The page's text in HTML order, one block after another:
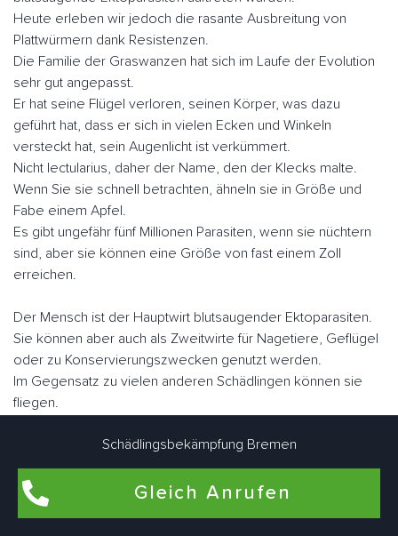
Heute erleben wir jedoch die rasante Ausbreitung von
Plattwürmern dank Resistenzen.
Die Familie der Graswanzen hat sich im Laufe der Evolution
sehr gut angepasst.
Er hat seine Flügel verloren, seinen Körper, was dazu
geführt hat, dass er sich in vielen Ecken und Winkeln
versteckt hat, sein Augenlicht ist verkümmert.
Nicht lectularius, daher der Name, den der Klecks malte.
Wenn Sie sie schnell betrachten, ähneln sie in Größe und
Fabe einem Apfel.
Es gibt ungefähr fünf Millionen Parasiten, wenn sie nüchtern
sind, aber sie können eine Größe von fast einem Zoll
erreichen.
Der Mensch ist der Hauptwirt blutsaugender Ektoparasiten.
Sie können aber auch als Zweitwirte für Nagetiere, Geflügel
oder zu Konservierungszwecken genutzt werden.
Im Gegensatz zu vielen anderen Schädlingen können sie
fliegen.
Schädlingsbekämpfungsexperten arbeiten eng zusammen,
um Bettwanzen bedarfsgerecht individuell zu bekämpfen.
Schädlingsbekämpfung Bremen
Gleich Anrufen